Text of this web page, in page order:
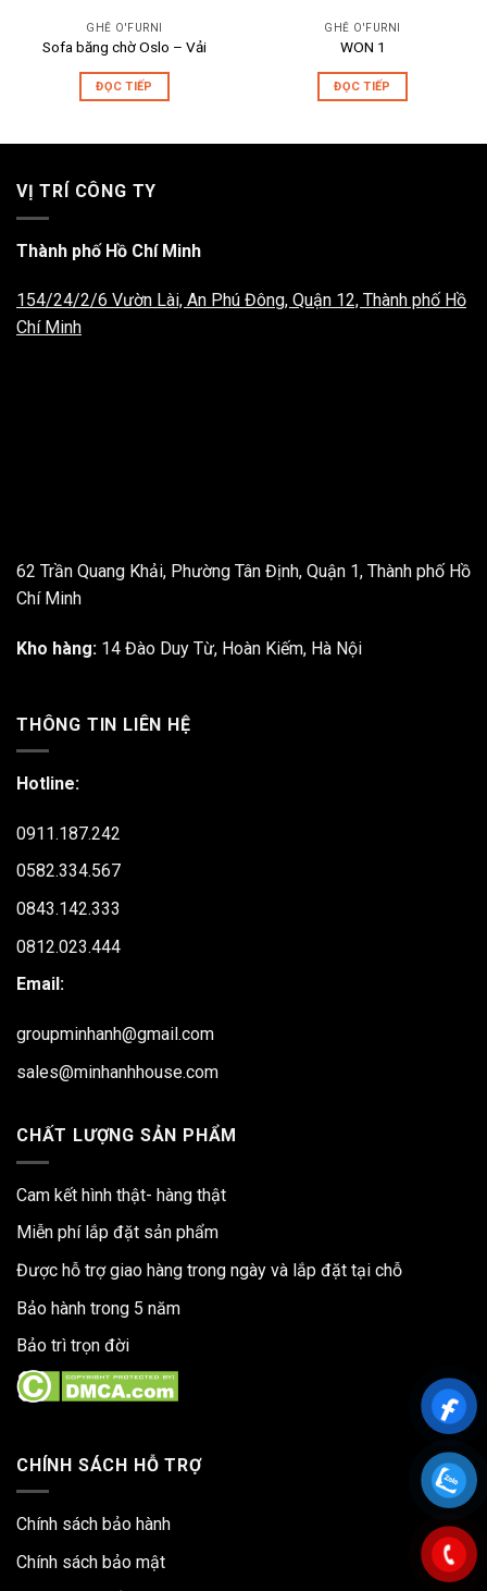
GHẾ O'FURNI
Sofa băng chờ Oslo – Vải
ĐỌC TIẾP
GHẾ O'FURNI
WON 1
ĐỌC TIẾP
VỊ TRÍ CÔNG TY
Thành phố Hồ Chí Minh
154/24/2/6 Vườn Lài, An Phú Đông, Quận 12, Thành phố Hồ
Chí Minh
62 Trần Quang Khải, Phường Tân Định, Quận 1, Thành phố Hồ
Chí Minh
Kho hàng: 14 Đào Duy Từ, Hoàn Kiếm, Hà Nội
THÔNG TIN LIÊN HỆ
Hotline:
0911.187.242
0582.334.567
0843.142.333
0812.023.444
Email:
groupminhanh@gmail.com
sales@minhanhhouse.com
CHẤT LƯỢNG SẢN PHẨM
Cam kết hình thật- hàng thật
Miễn phí lắp đặt sản phẩm
Được hỗ trợ giao hàng trong ngày và lắp đặt tại chỗ
Bảo hành trong 5 năm
Bảo trì trọn đời
CHÍNH SÁCH HỖ TRỢ
Chính sách bảo hành
Chính sách bảo mật